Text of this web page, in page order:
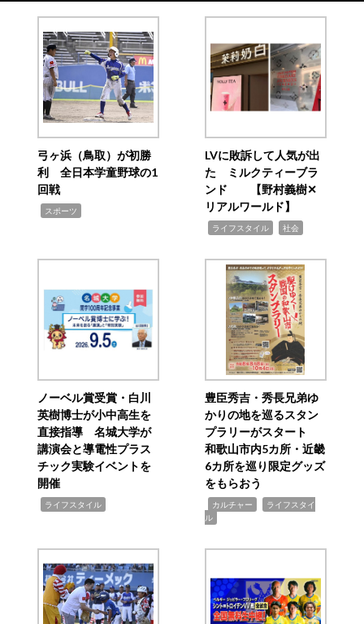
弓ヶ浜（鳥取）が初勝
利 全日本学童野球の1
回戦
スポーツ
LVに敗訴して人気が出
た ミルクティーブラ
ンド 【野村義樹✕
リアルワールド】
ライフスタイル 社会
ノーベル賞受賞・白川
英樹博士が小中高生を
直接指導 名城大学が
講演会と導電性プラス
チック実験イベントを
開催
ライフスタイル
豊臣秀吉・秀長兄弟ゆ
かりの地を巡るスタン
プラリーがスタート
和歌山市内5カ所・近畿
6カ所を巡り限定グッズ
をもらおう
カルチャー
ライフスタイ
ル